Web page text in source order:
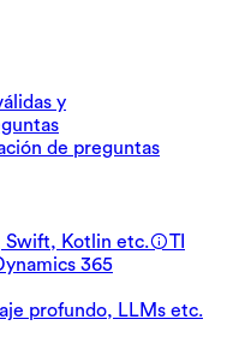
y
de preguntas
Swift, Kotlin etc.
TI
365
profundo, LLMs etc.